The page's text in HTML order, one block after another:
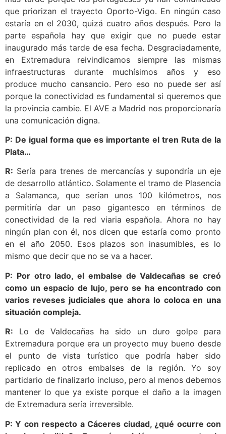
que priorizan el trayecto Oporto-Vigo. En ningún caso
estaría en el 2030, quizá cuatro años después. Pero la
parte española hay que exigir que no puede estar
inaugurado más tarde de esa fecha. Desgraciadamente,
en Extremadura reivindicamos siempre las mismas
infraestructuras durante muchísimos años y eso
produce mucho cansancio. Pero eso no puede ser así
porque la conectividad es fundamental si queremos que
la provincia cambie. El AVE a Madrid nos proporcionaría
una comunicación digna.
P: De igual forma que es importante el tren Ruta de la
Plata…
R: Sería para trenes de mercancías y supondría un eje
de desarrollo atlántico. Solamente el tramo de Plasencia
a Salamanca, que serían unos 100 kilómetros, nos
permitiría dar un paso gigantesco en términos de
conectividad de la red viaria española. Ahora no hay
ningún plan con él, nos dicen que estaría como pronto
en el año 2050. Esos plazos son inasumibles, es lo
mismo que decir que no se va a hacer.
P: Por otro lado, el embalse de Valdecañas se creó
como un espacio de lujo, pero se ha encontrado con
varios reveses judiciales que ahora lo coloca en una
situación compleja.
R: Lo de Valdecañas ha sido un duro golpe para
Extremadura porque era un proyecto muy bueno desde
el punto de vista turístico que podría haber sido
replicado en otros embalses de la región. Yo soy
partidario de finalizarlo incluso, pero al menos debemos
mantener lo que ya existe porque el daño a la imagen
de Extremadura sería irreversible.
P: Y con respecto a Cáceres ciudad, ¿qué ocurre con